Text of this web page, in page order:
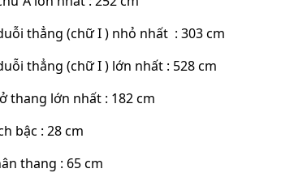
thẳng (chữ I ) nhỏ nhất : 303 cm
thẳng (chữ I ) lớn nhất : 528 cm
thang lớn nhất : 182 cm
bậc : 28 cm
thang : 65 cm